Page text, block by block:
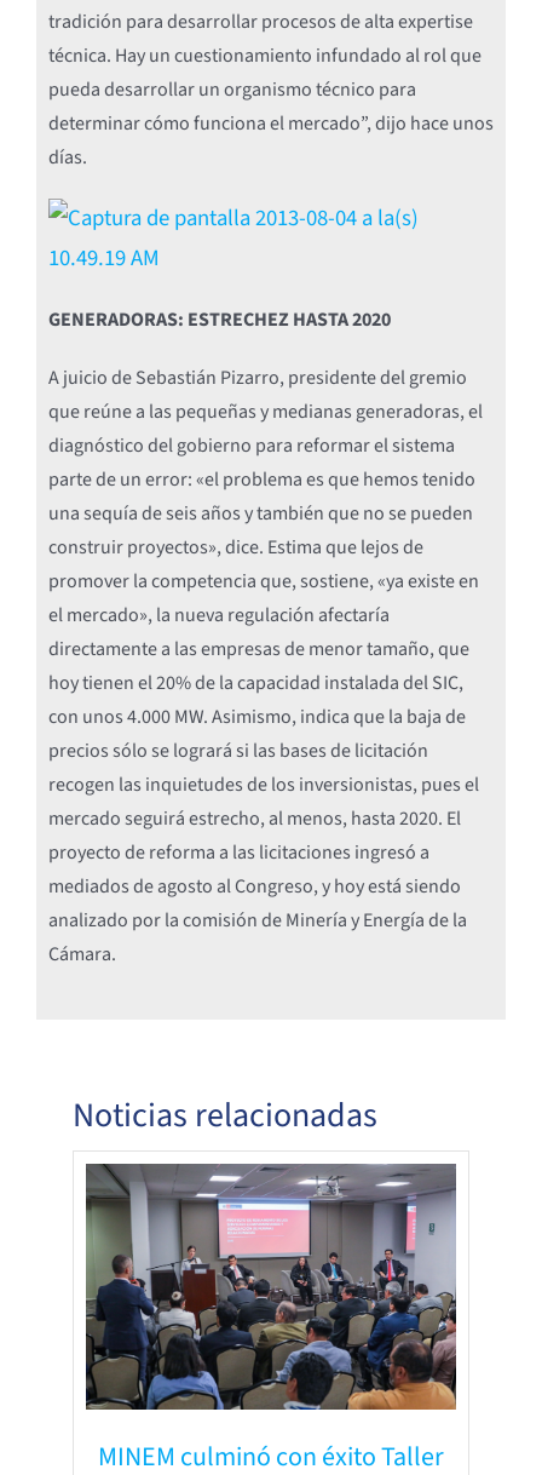
tradición para desarrollar procesos de alta expertise
técnica. Hay un cuestionamiento infundado al rol que
pueda desarrollar un organismo técnico para
determinar cómo funciona el mercado”, dijo hace unos
días.
GENERADORAS: ESTRECHEZ HASTA 2020
A juicio de Sebastián Pizarro, presidente del gremio
que reúne a las pequeñas y medianas generadoras, el
diagnóstico del gobierno para reformar el sistema
parte de un error: «el problema es que hemos tenido
una sequía de seis años y también que no se pueden
construir proyectos», dice. Estima que lejos de
promover la competencia que, sostiene, «ya existe en
el mercado», la nueva regulación afectaría
directamente a las empresas de menor tamaño, que
hoy tienen el 20% de la capacidad instalada del SIC,
con unos 4.000 MW. Asimismo, indica que la baja de
precios sólo se logrará si las bases de licitación
recogen las inquietudes de los inversionistas, pues el
mercado seguirá estrecho, al menos, hasta 2020. El
proyecto de reforma a las licitaciones ingresó a
mediados de agosto al Congreso, y hoy está siendo
analizado por la comisión de Minería y Energía de la
Cámara.
Noticias relacionadas
MINEM culminó con éxito Taller